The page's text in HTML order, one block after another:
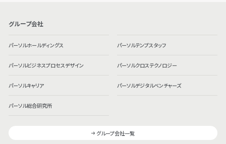
グループ会社
パーソルホールディングス パーソルテンプスタッフ
パーソルビジネスプロセスデザイン パーソルクロステクノロジー
パーソルキャリア パーソルデジタルベンチャーズ
パーソル総合研究所
グループ会社一覧